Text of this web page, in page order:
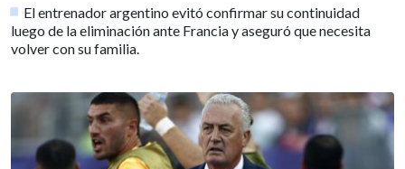
El entrenador argentino evitó confirmar su continuidad
luego de la eliminación ante Francia y aseguró que necesita
volver con su familia.